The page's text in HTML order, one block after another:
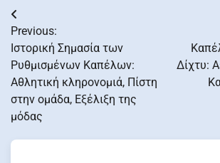
Post
navigation
Previous:
Ιστορική Σημασία των
Ρυθμισμένων Καπέλων:
Αθλητική κληρονομιά, Πίστη
στην ομάδα, Εξέλιξη της
μόδας
Δίχτυ: